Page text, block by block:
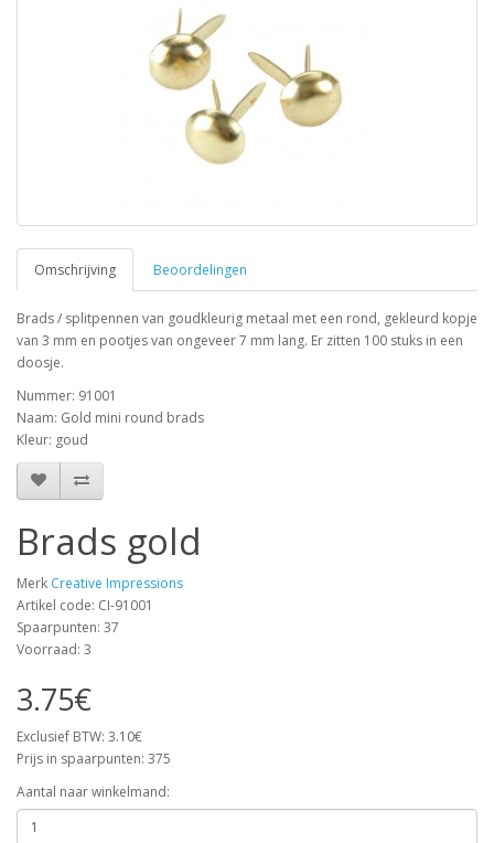
Omschrijving Beoordelingen
Brads / splitpennen van goudkleurig metaal met een rond, gekleurd kopje
van 3 mm en pootjes van ongeveer 7 mm lang. Er zitten 100 stuks in een
doosje.
Nummer: 91001
Naam: Gold mini round brads
Kleur: goud
Brads gold
Merk Creative Impressions
Artikel code: CI-91001
Spaarpunten: 37
Voorraad: 3
3.75€
Exclusief BTW: 3.10€
Prijs in spaarpunten: 375
Aantal naar winkelmand: